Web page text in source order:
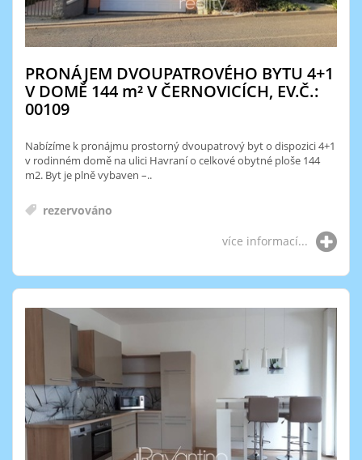
PRONÁJEM DVOUPATROVÉHO BYTU 4+1
V DOMĚ 144 m²V ČERNOVICÍCH, EV.Č.:
00109
Nabízíme k pronájmu prostorný dvoupatrový byt o dispozici 4+1
v rodinném domě na ulici Havraní o celkové obytné ploše 144
m2. Byt je plně vybaven –..
rezervováno
více informací...